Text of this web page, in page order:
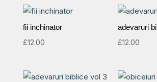
fii inchinator
£12.00
adevaruri
£12.00